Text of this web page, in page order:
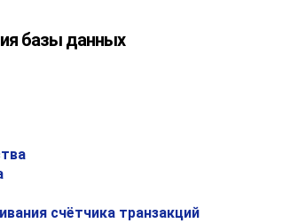
базы данных
счётчика транзакций